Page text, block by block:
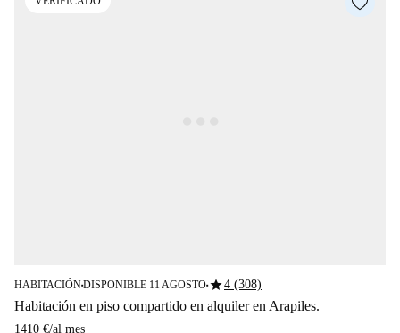
HABITACIÓN■DISPONIBLE 11 AGOSTO■star4 (308)
Habitación en piso compartido en alquiler en Arapiles.
1410 €/al mes